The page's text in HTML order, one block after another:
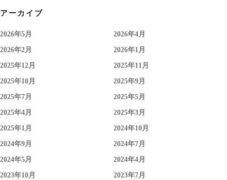
アーカイブ
2026年5月 2026年4月
2026年2月 2026年1月
2025年12月 2025年11月
2025年10月 2025年9月
2025年7月 2025年5月
2025年4月 2025年3月
2025年1月 2024年10月
2024年9月 2024年7月
2024年5月 2024年4月
2023年10月 2023年7月